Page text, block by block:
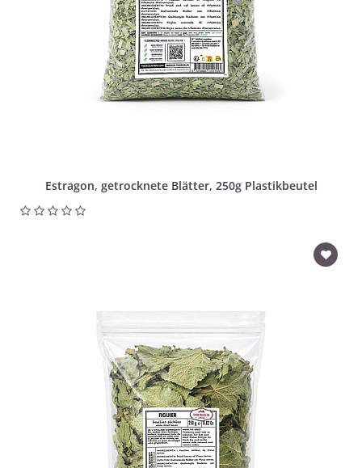
Estragon, getrocknete Blätter, 250g Plastikbeutel